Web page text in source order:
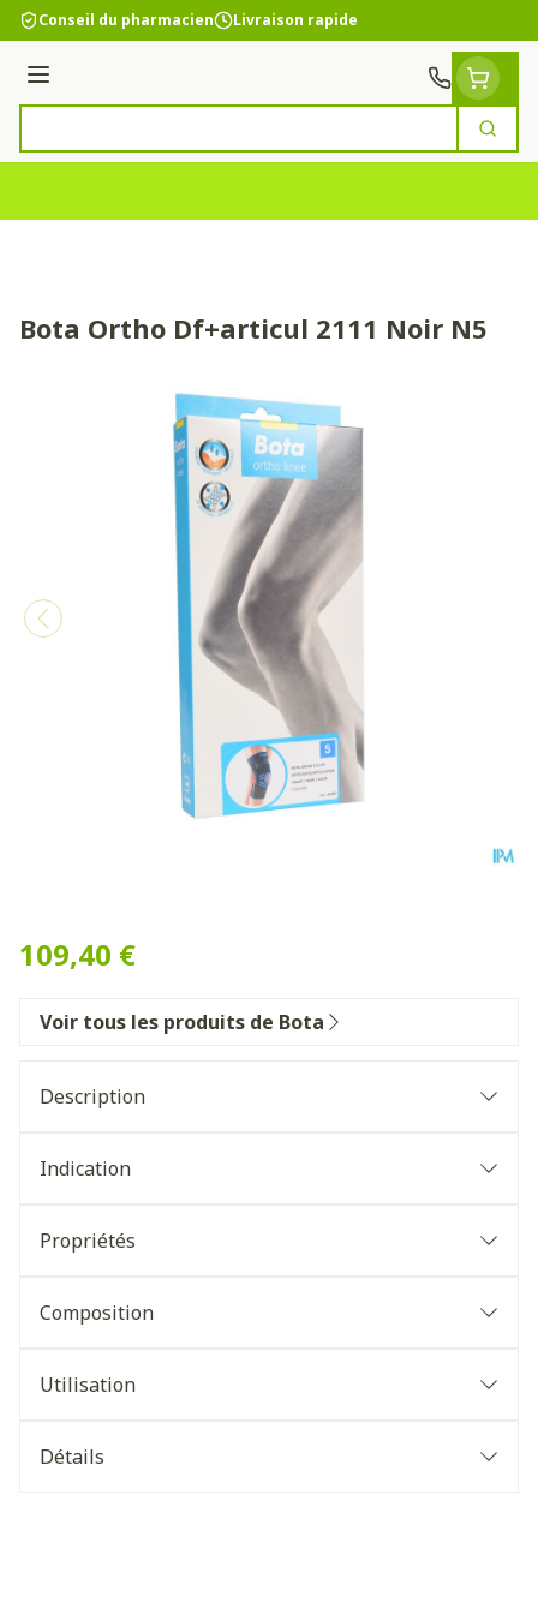
Aller au contenu
Conseil du pharmacien Livraison rapide
Menu
Bota Ortho Df+articul 2111 Noir N5
109,40 €
Voir tous les produits de Bota
Description
Indication
Propriétés
Composition
Utilisation
Détails